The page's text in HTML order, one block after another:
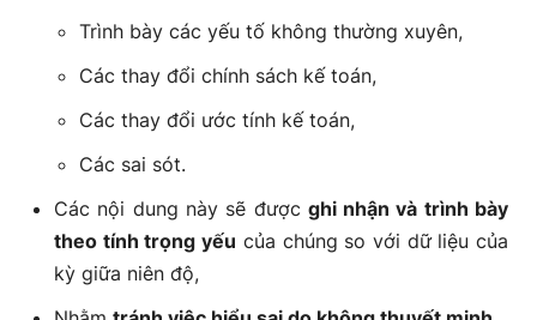
Trình bày các yếu tố không thường xuyên,
Các thay đổi chính sách kế toán,
Các thay đổi ước tính kế toán,
Các sai sót.
Các nội dung này sẽ được ghi nhận và trình bày
theo tính trọng yếu của chúng so với dữ liệu của
kỳ giữa niên độ,